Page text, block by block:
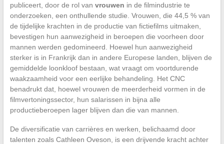
publiceert, door de rol van vrouwen in de filmindustrie te
onderzoeken, een onthullende studie. Vrouwen, die 44,5 % van
de tijdelijke krachten in de productie van fictiefilms uitmaken,
bevestigen hun aanwezigheid in beroepen die voorheen door
mannen werden gedomineerd. Hoewel hun aanwezigheid
sterker is in Frankrijk dan in andere Europese landen, blijven de
gemiddelde loonkloof bestaan, wat vraagt om voortdurende
waakzaamheid voor een eerlijke behandeling. Het CNC
benadrukt dat, hoewel vrouwen de meerderheid vormen in de
filmvertoningssector, hun salarissen in bijna alle
productieberoepen lager blijven dan die van mannen.
De diversificatie van carrières en werken, belichaamd door
talenten zoals Cathleen Oveson, is een drijvende kracht achter